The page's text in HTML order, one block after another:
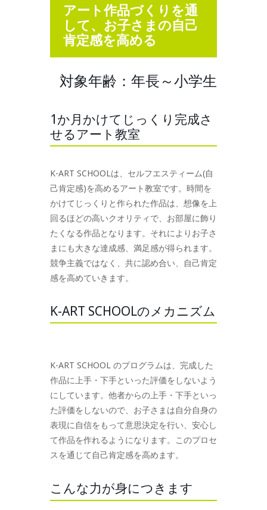
アート作品づくりを通
して、お子さまの自己
肯定感を高める
対象年齢：年長～小学生
1か月かけてじっくり完成さ
せるアート教室
K-ART SCHOOLは、セルフエスティーム(自
己肯定感)を高めるアート教室です。時間を
かけてじっくりと作られた作品は、想像を上
回るほどの高いクオリティで、お部屋に飾り
たくなる作品となります。それによりお子さ
まにも大きな達成感、満足感が得られます。
競争主義ではなく、共に認め合い、自己肯定
感を高めていきます。
K-ART SCHOOLのメカニズム
K-ART SCHOOL のプログラムは、完成した
作品に上手・下手といった評価をしないよう
にしています。他者からの上手・下手といっ
た評価をしないので、お子さまは自分自身の
表現に自信をもって意思決定を行い、安心し
て作品を作れるようになります。このプロセ
スを通じて自己肯定感を高めます。
こんな力が身につきます